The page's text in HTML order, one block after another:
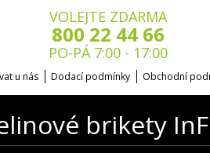
VOLEJTE ZDARMA
800 22 44 66
PO-PÁ 7:00 - 17:00
u nás Dodací podmínky Obchodní
brikety